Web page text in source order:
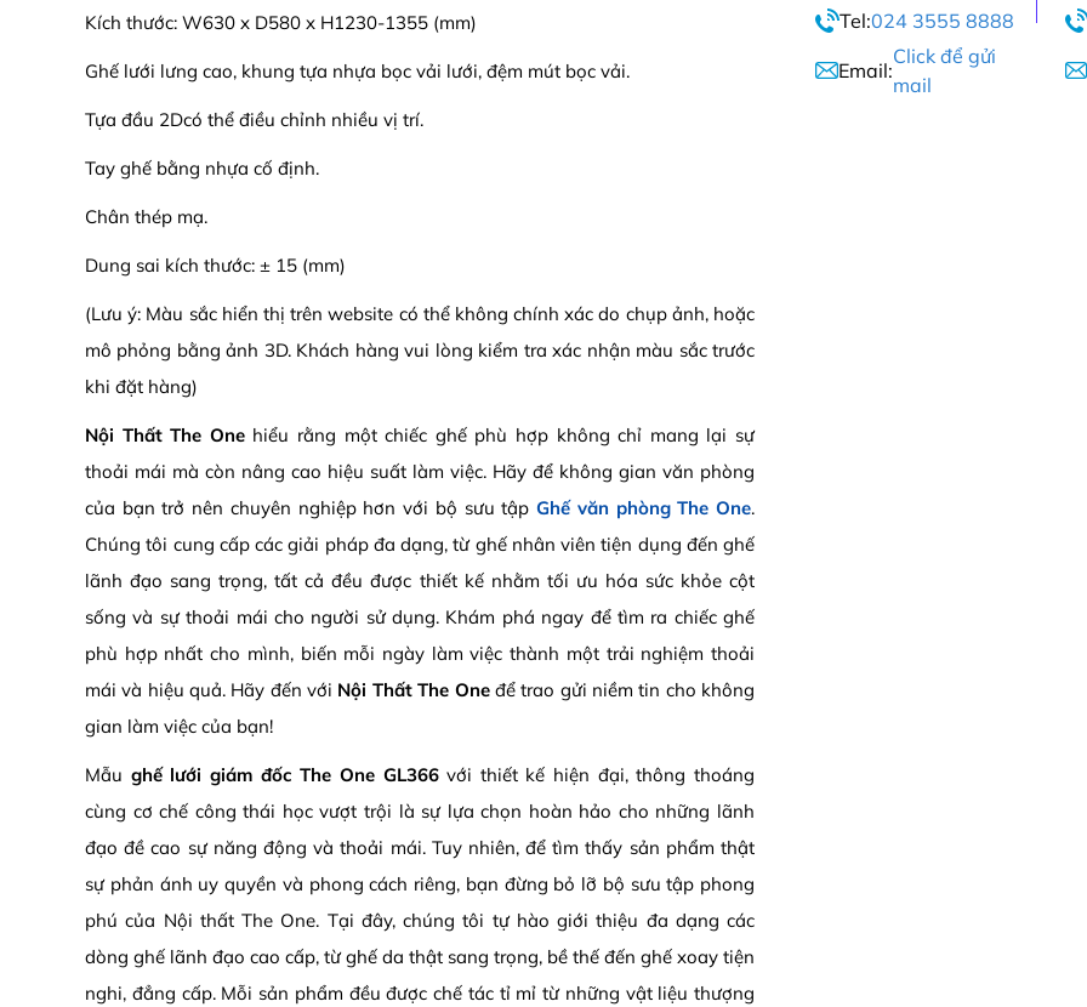
Kích thước: W630 x D580 x H1230-1355 (mm)
Ghế lưới lưng cao, khung tựa nhựa bọc vải lưới, đệm mút bọc vải.
Tựa đầu 2Dcó thể điều chỉnh nhiều vị trí.
Tay ghế bằng nhựa cố định.
Chân thép mạ.
Dung sai kích thước: ± 15 (mm)
(Lưu ý: Màu sắc hiển thị trên website có thể không chính xác do chụp ảnh, hoặc
mô phỏng bằng ảnh 3D. Khách hàng vui lòng kiểm tra xác nhận màu sắc trước
khi đặt hàng)
Nội Thất The Onehiểu rằng một chiếc ghế phù hợp không chỉ mang lại sự
thoải mái mà còn nâng cao hiệu suất làm việc. Hãy để không gian văn phòng
của bạn trở nên chuyên nghiệp hơn với bộ sưu tậpGhế văn phòng The One.
Chúng tôi cung cấp các giải pháp đa dạng, từ ghế nhân viên tiện dụng đến ghế
lãnh đạo sang trọng, tất cả đều được thiết kế nhằm tối ưu hóa sức khỏe cột
sống và sự thoải mái cho người sử dụng. Khám phá ngay để tìm ra chiếc ghế
phù hợp nhất cho mình, biến mỗi ngày làm việc thành một trải nghiệm thoải
mái và hiệu quả. Hãy đến với Nội Thất The Oneđể trao gửi niềm tin cho không
gian làm việc của bạn!
Mẫu ghế lưới giám đốc The One GL366với thiết kế hiện đại, thông thoáng
cùng cơ chế công thái học vượt trội là sự lựa chọn hoàn hảo cho những lãnh
đạo đề cao sự năng động và thoải mái. Tuy nhiên, để tìm thấy sản phẩm thật
sự phản ánh uy quyền và phong cách riêng, bạn đừng bỏ lỡ bộ sưu tập phong
phú của Nội thất The One. Tại đây, chúng tôi tự hào giới thiệu đa dạng các
dòng ghế lãnh đạo cao cấp, từ ghế da thật sang trọng, bề thế đến ghế xoay tiện
nghi, đẳng cấp. Mỗi sản phẩm đều được chế tác tỉ mỉ từ những vật liệu thượng
Tel:024 3555 8888
Email:
Click để gửi
mail